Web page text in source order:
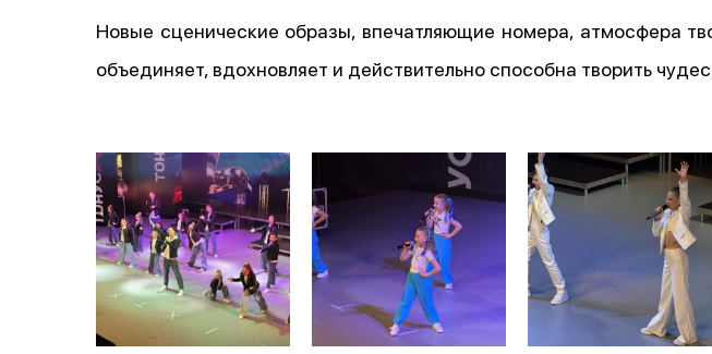
Новые сценические образы, впечатляющие номера, атмосфера
объединяет, вдохновляет и действительно способна творить